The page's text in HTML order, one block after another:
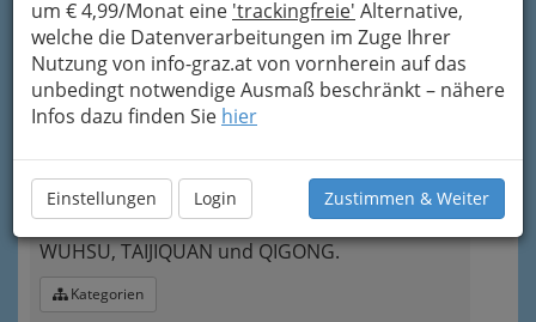
um € 4,99/Monat eine 'trackingfreie' Alternative,
welche die Datenverarbeitungen im Zuge Ihrer
Nutzung von info-graz.at von vornherein auf das
unbedingt notwendige Ausmaß beschränkt – nähere
Infos dazu finden Sie hier
Einstellungen Login Zustimmen & Weiter
Neugierig?
„Leben heißt Bewegung. Bewegung des
Körpers und Bewegung der Energie. Die
harmonisch fließend sollen die Bewegungen
der traditionellen chinesischen Körperkunst
sein.“ (Dr.Xiaoqiu LI) Kurse & Seminare für
WUHSU, TAIJIQUAN und QIGONG.
Kategorien